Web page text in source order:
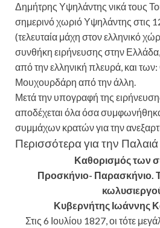
Δημήτρης Υψηλάντης νικά τους
σημερινό χωριό Υψηλάντης στις
(τελευταία μάχη στον ελληνικό
συνθήκη ειρήνευσης στην
από την ελληνική πλευρά, και
Μουχουρδάρη από την άλλη.
Μετά την υπογραφή της
αποδέχεται όλα όσα
συμμάχων κρατών για την
Περισσότερα για την
Καθορισμός των
Προσκήνιο- Παρασκήνιο.
Κυβερνήτης Ιωάννης
Στις 6 Ιουλίου 1827, οι τότε